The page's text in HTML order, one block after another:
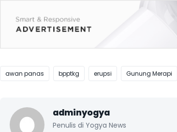
awan panas bpptkg erupsi Gunung Merapi
adminyogya
Penulis di Yogya News